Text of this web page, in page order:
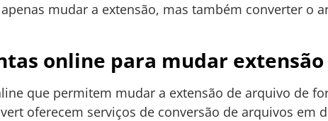
mudar a extensão, mas também converter o
online para mudar
que permitem mudar a extensão de arquivo de
oferecem serviços de conversão de arquivos em